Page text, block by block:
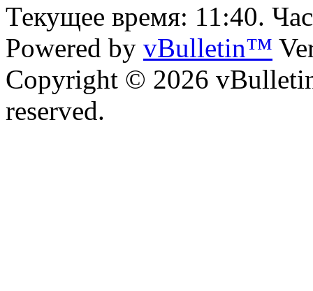
Текущее время: 11:40.
Powered by vBulletin™
Copyright © 2026
reserved.